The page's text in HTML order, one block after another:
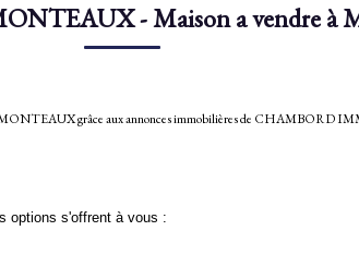
- Maison a vendre à
MONTEAUX grâce aux annonces immobilières de CHAMBORD
options s'offrent à vous :